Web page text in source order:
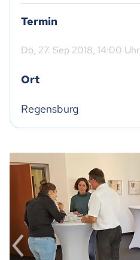
Termin
Do, 27. Sep 2018, 14:00 Uhr
Ort
Regensburg